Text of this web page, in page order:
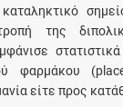
της
φαρμάκου
είτε προς